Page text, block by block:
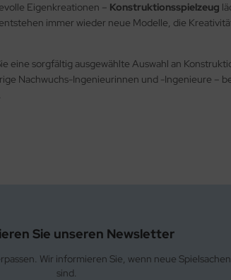
Eigenkreationen – Konstruktionsspielzeug
immer wieder neue Modelle, die
eine sorgfältig ausgewählte Auswahl an
Nachwuchs-Ingenieurinnen und -Ingenieure –
Sie unseren Newsletter
Wir informieren Sie, wenn neue
sind.